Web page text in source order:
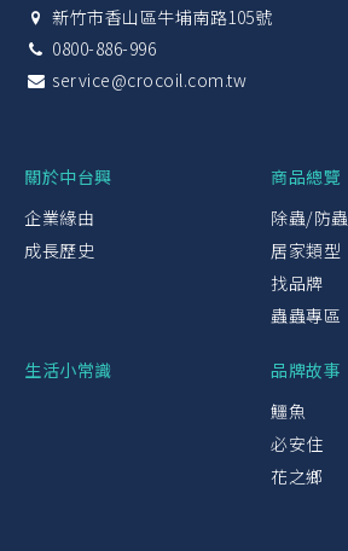
新竹市香山區牛埔南路105號
0800-886-996
service@crocoil.com.tw
關於中台興
企業緣由
成長歷史
商品總覽
除蟲/防蟲
居家類型
找品牌
蟲蟲專區
生活小常識
品牌故事
鱷魚
必安住
花之鄉